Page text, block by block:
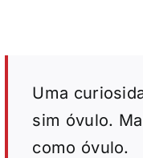
Uma
sim óvulo.
como óvulo.